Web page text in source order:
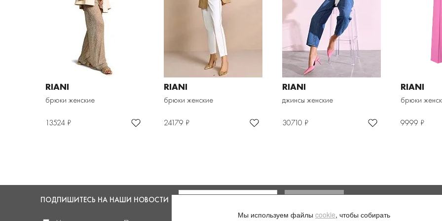
RIANI
брюки женские
13524 ₽
RIANI
брюки женские
24179 ₽
RIANI
джинсы женские
30710 ₽
RIANI
брюки
9999 ₽
ПОДПИШИТЕСЬ НА НАШИ НОВОСТИ
Мы используем файлы cookie, чтобы собирать